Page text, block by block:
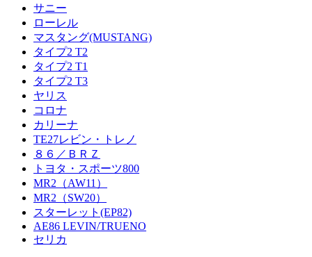
サニー
ローレル
マスタング(MUSTANG)
タイプ2 T2
タイプ2 T1
タイプ2 T3
ヤリス
コロナ
カリーナ
TE27レビン・トレノ
８６／ＢＲＺ
トヨタ・スポーツ800
MR2（AW11）
MR2（SW20）
スターレット(EP82)
AE86 LEVIN/TRUENO
セリカ